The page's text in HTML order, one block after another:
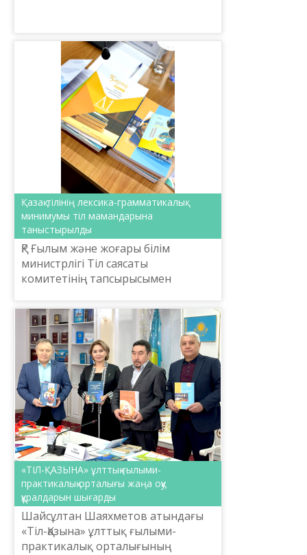
Қазақ тілінің лексика-грамматикалық
минимумы тіл мамандарына
таныстырылды
ҚР Ғылым және жоғары білім
министрлігі Тіл саясаты
комитетінің тапсырысымен
Қазына» ұлттық ғылыми-
практикалық орталығы бес деңгей
бойынша лексика-гра...
«ТІЛ-ҚАЗЫНА» ұлттық ғылыми-
практикалық орталығы жаңа оқу
құралдарын шығарды
Шайсұлтан Шаяхметов атындағы
«Тіл-Қазына» ұлттық ғылыми-
практикалық орталығының